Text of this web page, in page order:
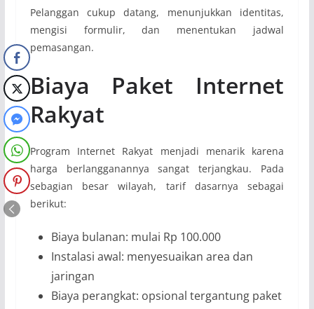
Pelanggan cukup datang, menunjukkan identitas,
mengisi formulir, dan menentukan jadwal
pemasangan.
Biaya Paket Internet
Rakyat
Program Internet Rakyat menjadi menarik karena
harga berlangganannya sangat terjangkau. Pada
sebagian besar wilayah, tarif dasarnya sebagai
berikut:
Biaya bulanan: mulai Rp 100.000
Instalasi awal: menyesuaikan area dan
jaringan
Biaya perangkat: opsional tergantung paket